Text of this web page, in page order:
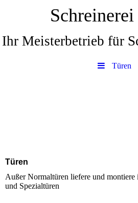
Ihr Meisterbetrieb für
Türen
Türen
Außer Normaltüren liefere und montiere
und Spezialtüren